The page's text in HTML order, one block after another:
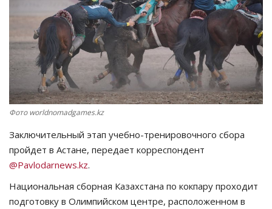
СПОРТ
Чек-лист
РАЗВЛЕЧЕНИЯ
OFFICIAL
Курултай
Язык
Қазақша Русский
Фото worldnomadgames.kz
Заключительный этап учебно-тренировочного сбора
пройдет в Астане, передает корреспондент
@Pavlodarnews.kz.
Национальная сборная Казахстана по кокпару проходит
подготовку в Олимпийском центре, расположенном в